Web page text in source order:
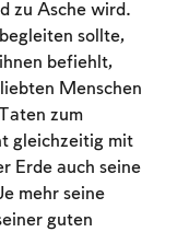
zu Asche wird.
sollte,
befiehlt,
Menschen
zum
gleichzeitig mit
Erde auch seine
mehr seine
guten